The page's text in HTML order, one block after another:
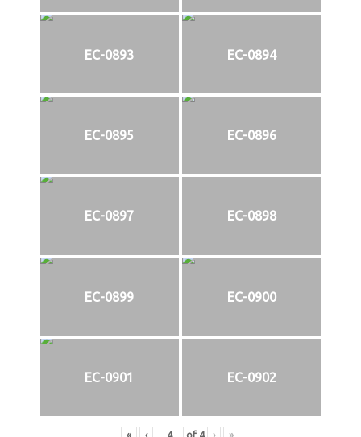
EC-0893 EC-0894
EC-0895 EC-0896
EC-0897 EC-0898
EC-0899 EC-0900
EC-0901 EC-0902